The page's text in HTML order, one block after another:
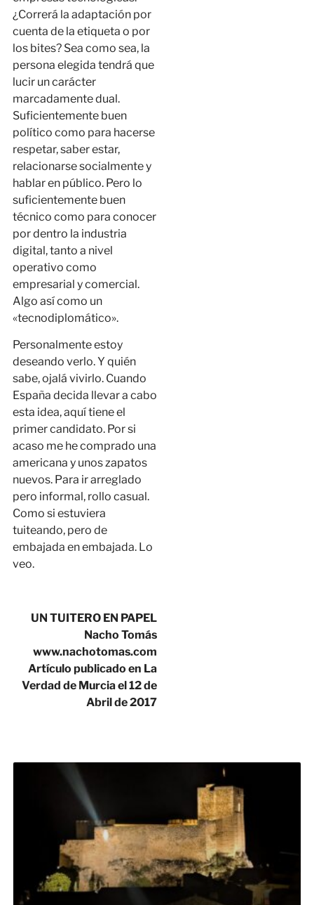
¿Correrá la adaptación por
cuenta de la etiqueta o por
los bites? Sea como sea, la
persona elegida tendrá que
lucir un carácter
marcadamente dual.
Suficientemente buen
político como para hacerse
respetar, saber estar,
relacionarse socialmente y
hablar en público. Pero lo
suficientemente buen
técnico como para conocer
por dentro la industria
digital, tanto a nivel
operativo como
empresarial y comercial.
Algo así como un
«tecnodiplomático».
Personalmente estoy
deseando verlo. Y quién
sabe, ojalá vivirlo. Cuando
España decida llevar a cabo
esta idea, aquí tiene el
primer candidato. Por si
acaso me he comprado una
americana y unos zapatos
nuevos. Para ir arreglado
pero informal, rollo casual.
Como si estuviera
tuiteando, pero de
embajada en embajada. Lo
veo.
UN TUITERO EN PAPEL
Nacho Tomás
www.nachotomas.com
Artículo publicado en La
Verdad de Murcia el 12 de
Abril de 2017